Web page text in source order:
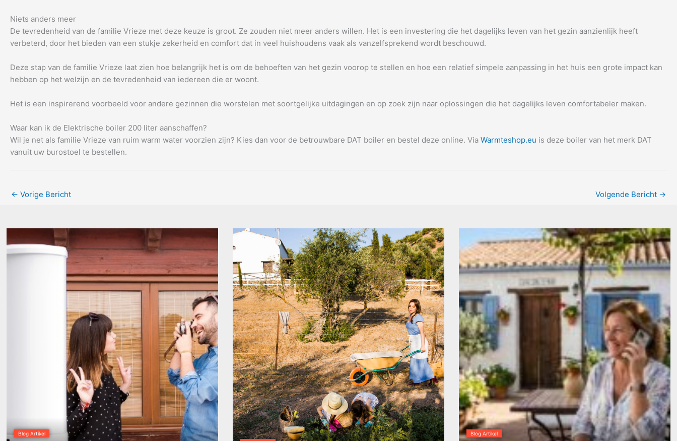
Niets anders meer
De tevredenheid van de familie Vrieze met deze keuze is groot. Ze zouden niet meer anders willen. Het is een investering die het dagelijks leven van het gezin aanzienlijk heeft
verbeterd, door het bieden van een stukje zekerheid en comfort dat in veel huishoudens vaak als vanzelfsprekend wordt beschouwd.
Deze stap van de familie Vrieze laat zien hoe belangrijk het is om de behoeften van het gezin voorop te stellen en hoe een relatief simpele aanpassing in het huis een grote impact kan
hebben op het welzijn en de tevredenheid van iedereen die er woont.
Het is een inspirerend voorbeeld voor andere gezinnen die worstelen met soortgelijke uitdagingen en op zoek zijn naar oplossingen die het dagelijks leven comfortabeler maken.
Waar kan ik de Elektrische boiler 200 liter aanschaffen?
Wil je net als familie Vrieze van ruim warm water voorzien zijn? Kies dan voor de betrouwbare DAT boiler en bestel deze online. Via Warmteshop.eu is deze boiler van het merk DAT
vanuit uw burostoel te bestellen.
← Vorige Bericht Volgende Bericht →
Blog Artikel
Blog Artikel